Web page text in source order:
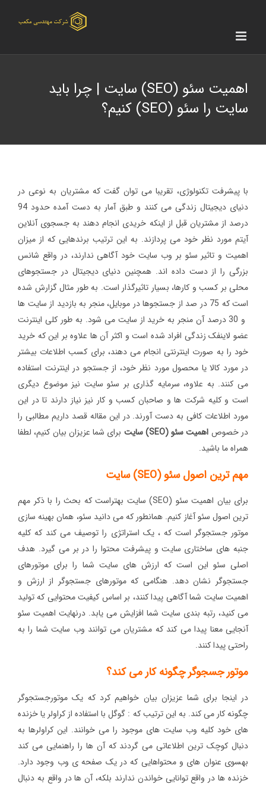
content
اهمیت سئو (SEO) سایت | چرا باید
سایت را سئو (SEO) کنیم؟
با پیشرفت تکنولوژی، تقریبا می توان گفت که مشتریان به نوعی در
دنیای دیجیتال زندگی می کنند و طبق آمار به دست آمده حدود 94
درصد از مشتریان قبل از اینکه خریدی انجام دهند به جسجوی آنلاین
آیتم مورد نظر خود می پردازند. به این ترتیب برندهایی که از میزان
اهمیت و تاثیر سئو بر وب سایت خود آگاهی ندارند، در واقع شانس
بزرگی را از دست داده اند. همچنین دنیای دیجیتال در جستجوهای
محلی بر کسب و کارها، بسیار تاثیرگذار است. به طور مثال گزارش شده
است که 75 در صد از جستجوها در موبایل، منجر به بازدید از سایت ها
و 30 درصد آن منجر به خرید از سایت می شود. به طور کلی اینترنت
عضو لاینفک زندگی افراد شده است و اکثر آن ها علاوه بر این که خرید
خود را به صورت اینترنتی انجام می دهند، برای کسب اطلاعات بیشتر
در مورد کالا یا محصول مورد نظر خود، از جستجو در اینترنت استفاده
می کنند. به علاوه، سرمایه گذاری بر سئو سایت نیز موضوع دیگری
است و کلیه شرکت ها و صاحبان کسب و کار نیز نیاز دارند تا در این
مورد اطلاعات کافی به دست آورند. در این مقاله قصد داریم مطالبی را
در خصوص اهمیت سئو (SEO) سایت
برای شما عزیزان بیان کنیم، لطفا
همراه ما باشید.
مهم ترین اصول سئو (SEO) سایت
برای بیان اهمیت سئو (SEO) سایت بهتراست که بحث را با ذکر مهم
ترین اصول سئو آغاز کنیم. همانطور که می دانید سئو، همان بهینه سازی
موتور جستجوگر است که ، یک استراتژی را توصیف می کند که کلیه
جنبه های ساختاری سایت و پیشرفت محتوا را در بر می گیرد. هدف
اصلی سئو این است که ارزش های سایت شما را برای موتورهای
جستجوگر نشان دهد. هنگامی که موتورهای جستجوگر از ارزش و
اهمیت سایت شما آگاهی پیدا کنند، بر اساس کیفیت محتوایی که تولید
می کنید، رتبه بندی سایت شما افزایش می یابد. درنهایت اهمیت سئو
آنجایی معنا پیدا می کند که مشتریان می توانند وب سایت شما را به
راحتی پیدا کنند.
موتور جسجوگر چگونه کار می کند؟
در اینجا برای شما عزیزان بیان خواهیم کرد که یک موتورجستجوگر
چگونه کار می کند. به این ترتیب که : گوگل با استفاده از کراولر یا خزنده
های خود کلیه وب سایت های موجود را می خوانند. این کراولرها به
دنبال کوچک ترین اطلاعاتی می گردند که آن ها را راهنمایی می کند
بهسوی عنوان های و محتواهایی که در یک صفحه ی وب وجود دارد.
خزنده ها در واقع توانایی خواندن ندارند بلکه، آن ها در واقع به دنبال